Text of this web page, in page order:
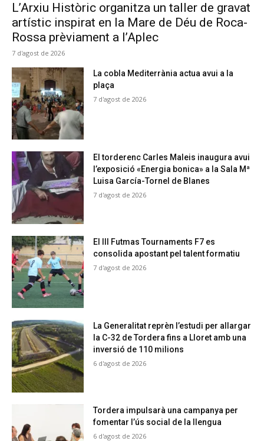
L’Arxiu Històric organitza un taller de gravat
artístic inspirat en la Mare de Déu de Roca-
Rossa prèviament a l’Aplec
7 d'agost de 2026
La cobla Mediterrània actua avui a la
plaça
7 d'agost de 2026
El torderenc Carles Maleis inaugura avui
l’exposició «Energia bonica» a la Sala Mª
Luisa García-Tornel de Blanes
7 d'agost de 2026
El III Futmas Tournaments F7 es
consolida apostant pel talent formatiu
7 d'agost de 2026
La Generalitat reprèn l’estudi per allargar
la C-32 de Tordera fins a Lloret amb una
inversió de 110 milions
6 d'agost de 2026
Tordera impulsarà una campanya per
fomentar l’ús social de la llengua
6 d'agost de 2026